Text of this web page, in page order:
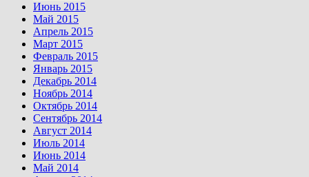
Июнь 2015
Май 2015
Апрель 2015
Март 2015
Февраль 2015
Январь 2015
Декабрь 2014
Ноябрь 2014
Октябрь 2014
Сентябрь 2014
Август 2014
Июль 2014
Июнь 2014
Май 2014